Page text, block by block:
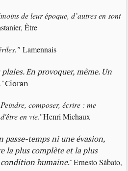
de leur époque, d’autres en sont
Être
Lamennais
En provoquer, même. Un
Cioran
composer, écrire : me
en vie."Henri Michaux
passe-temps ni une évasion,
la plus complète et la plus
humaine."Ernesto Sábato,